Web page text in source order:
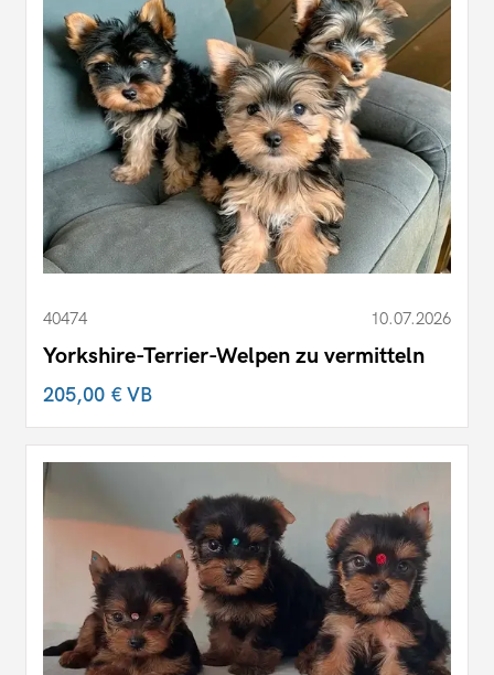
40474 10.07.2026
Yorkshire-Terrier-Welpen zu vermitteln
205,00 €VB